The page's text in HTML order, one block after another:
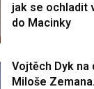
jak se ochladit
do Macinky
Vojtěch Dyk
Miloše